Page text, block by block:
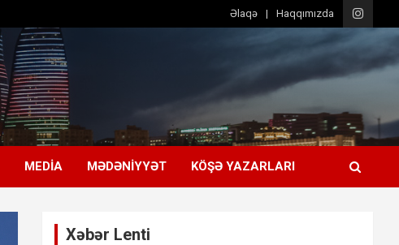
Əlaqə Haqqımızda
MEDIA MƏDƏNIYYƏT KÖŞƏ YAZARLARI
Xəbər Lenti